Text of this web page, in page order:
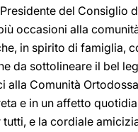
del Consiglio
occasioni alla
in spirito di famiglia,
da sottolineare il bel
alla Comunità
e in un affetto
tutti, e la cordiale